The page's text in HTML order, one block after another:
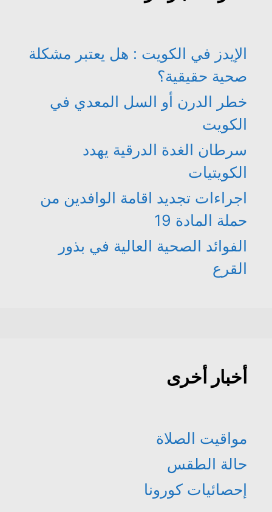
الإيدز في الكويت : هل يعتبر مشكلة
صحية حقيقية؟
خطر الدرن أو السل المعدي في
الكويت
سرطان الغدة الدرقية يهدد
الكويتيات
اجراءات تجديد اقامة الوافدين من
حملة المادة 19
الفوائد الصحية العالية في بذور
القرع
أخبار أخرى
مواقيت الصلاة
حالة الطقس
إحصائيات كورونا